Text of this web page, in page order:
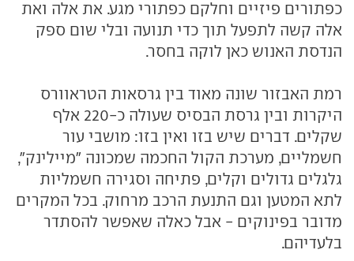
כפתורים פיזיים וחלקם כפתורי מגע. את אלה ואת
אלה קשה לתפעל תוך כדי תנועה ובלי שום ספק
הנדסת האנוש כאן לוקה בחסר.
רמת האבזור שונה מאוד בין גרסאות הטראוורס
היקרות ובין גרסת הבסיס שעולה כ-220 אלף
שקלים. דברים שיש בזו ואין בזו: מושבי עור
חשמליים, מערכת הקול החכמה שמכונה "מיילינק",
גלגלים גדולים וקלים, פתיחה וסגירה חשמליות
לתא המטען וגם התנעת הרכב מרחוק. בכל המקרים
מדובר בפינוקים - אבל כאלה שאפשר להסתדר
בלעדיהם.